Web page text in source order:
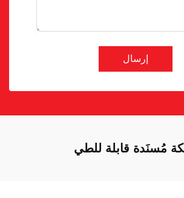
إرسال
مُسنَدة قابلة للطي